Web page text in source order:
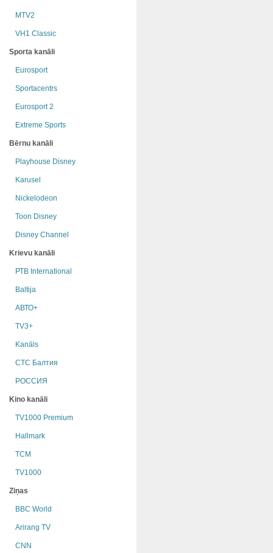
MTV2
VH1 Classic
Sporta kanāli
Eurosport
Sportacentrs
Eurosport 2
Extreme Sports
Bērnu kanāli
Playhouse Disney
Karusel
Nickelodeon
Toon Disney
Disney Channel
Krievu kanāli
РТB International
Baltija
АВТО+
TV3+
Kanāls
СТС Балтия
РОССИЯ
Kino kanāli
TV1000 Premium
Hallmark
TCM
TV1000
Ziņas
BBC World
Arirang TV
CNN